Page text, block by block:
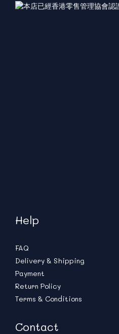
Help
FAQ
Delivery & Shipping
Payment
Return Policy
Terms & Conditions
Contact